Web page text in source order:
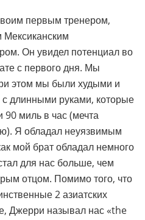
первым тренером,
Он увидел потенциал во
с первого дня. Мы
этом мы были худыми и
с длинными руками, которые
90 миль в час (мечта
Я обладал неуязвимым
мой брат обладал немного
для нас больше, чем
отцом. Помимо того, что
2 азиатских
Джерри называл нас «the